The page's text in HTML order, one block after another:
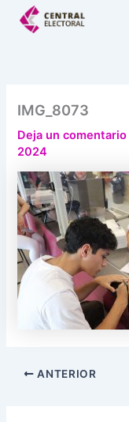
IMG_8073
Deja un comentario
2024
ANTERIOR